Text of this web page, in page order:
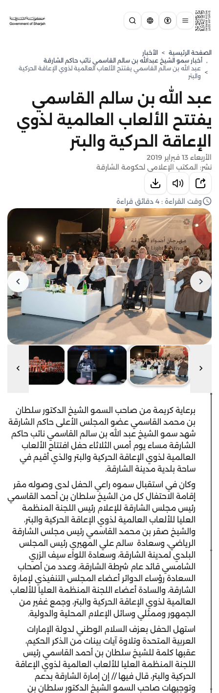
الصفحة الرئيسية > الأخبار
, ⁠أخبار سمو الشيخ عبدالله بن سالم القاسمي نائب حاكم الشارقة
>
عبد الله بن سالم القاسمي يفتتح الألعاب العالمية لذوي الإعاقة الحركية
والبتر
عبد الله بن سالم القاسمي
يفتتح الألعاب العالمية لذوي
الإعاقة الحركية والبتر
الأربعاء 13 فبراير 2019
نشر: المكتب الإعلامي لحكومة الشارقة
وقت القراءة : 4 دقائق قراءة
برعاية كريمة من صاحب السمو الشيخ الدكتور سلطان
بن محمد القاسمي عضو المجلس الأعلى حاكم الشارقة
شهد سمو الشيخ عبد الله بن سالم القاسمي نائب حاكم
الشارقة مساء يوم أمس الثلاثاء حفل افتتاح الألعاب
العالمية لذوي الإعاقة الحركية والبتر والذي أقيم في
ساحة بلدية مدينة الشارقة.
وكان في استقبال سموه راعي الحفل لدى وصوله مقر
إقامة الاحتفال كل من الشيخ سلطان بن أحمد القاسمي
رئيس مجلس الشارقة للإعلام رئيس اللجنة المنظمة
العليا للألعاب العالمية لذوي الإعاقة الحركية والبتر،
والشيخ صقر بن محمد القاسمي رئيس مجلس الشارقة
الرياضي، وسعادة سالم علي المهيري رئيس المجلس
البلدي لمدينة الشارقة، وسعادة اللواء سيف الزري
الشامسي قائد عام شرطة الشارقة، وعدد من أصحاب
السعادة رؤساء الدوائر أعضاء المجلس التنفيذي لإمارة
الشارقة، والسادة أعضاء اللجنة المنظمة العليا للألعاب
العالمية لذوي الإعاقة الحركية والبتر، وجمع غفير من
الجمهور وممثلي وسائل الإعلام المحلية والدولية.
استهل الحفل بعزف السلام الوطني لدولة الإمارات
العربية المتحدة وتلاوة آيات بينات من الذكر الحكيم،
عقبها كلمة للشيخ سلطان بن أحمد القاسمي رئيس
اللجنة المنظمة العليا للألعاب العالمية لذوي الإعاقة
الحركية والبتر، قال فيها // إن إمارة الشارقة بدعم
وتوجيهات صاحب السمو الشيخ الدكتور سلطان بن